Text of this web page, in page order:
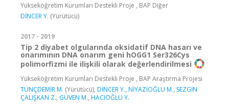
Yükseköğretim Kurumları Destekli Proje , BAP Diğer
DİNCER Y. (Yürütücü)
2017 - 2019
Tip 2 diyabet olgularında oksidatif DNA hasarı ve
onarımının DNA onarım geni hOGG1 Ser326Cys
polimorfizmi ile ilişkili olarak değerlendirilmesi
Yükseköğretim Kurumları Destekli Proje , BAP Araştırma Projesi
TUNÇDEMİR M. (Yürütücü), DİNCER Y., NİYAZİOĞLU M., SEZGİN
ÇALIŞKAN Z., GÜVEN M., HACIOĞLU Y.